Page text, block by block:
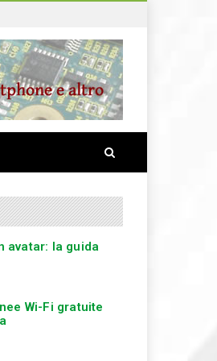
r
c
h
avatar: la guida
Wi-Fi gratuite